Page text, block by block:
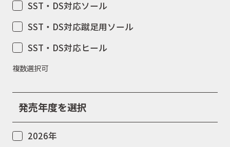
SST・DS対応ソール
SST・DS対応蹴足用ソール
SST・DS対応ヒール
複数選択可
発売年度を選択
2026年